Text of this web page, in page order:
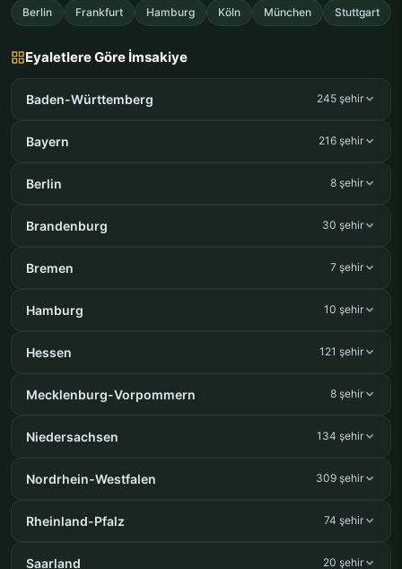
Berlin Frankfurt Hamburg Köln München Stuttgart
Eyaletlere Göre İmsakiye
Baden-Württemberg 245 şehir
Bayern 216 şehir
Berlin 8 şehir
Brandenburg 30 şehir
Bremen 7 şehir
Hamburg 10 şehir
Hessen 121 şehir
Mecklenburg-Vorpommern 8 şehir
Niedersachsen 134 şehir
Nordrhein-Westfalen 309 şehir
Rheinland-Pfalz 74 şehir
Saarland 20 şehir